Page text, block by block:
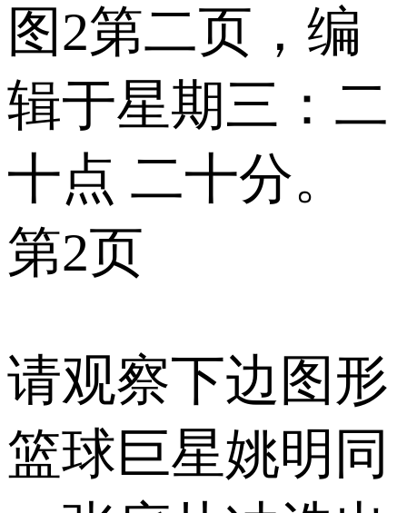
图2第二页，编
辑于星期三：二
十点 二十分。
第2页
请观察下边图形
篮球巨星姚明同